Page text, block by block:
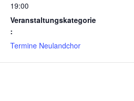
19:00
Veranstaltungskategorie
:
Termine Neulandchor